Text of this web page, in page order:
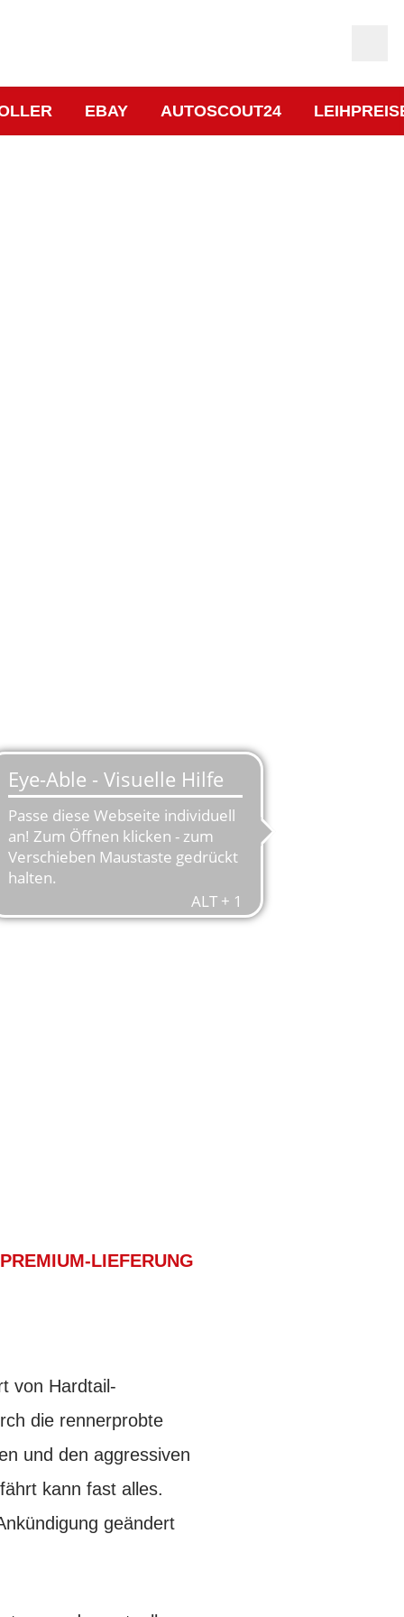
EBAY AUTOSCOUT24
PREMIUM-LIEFERUNG
von Hardtail-
die rennerprobte
und den aggressiven
kann fast alles.
geändert